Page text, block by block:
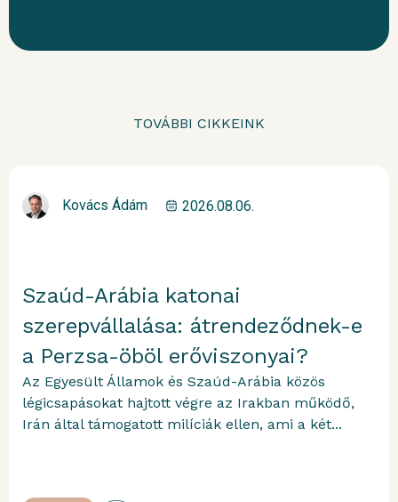
TOVÁBBI CIKKEINK
Kovács Ádám 2026.08.06.
Szaúd-Arábia katonai
szerepvállalása: átrendeződnek-e
a Perzsa-öböl erőviszonyai?
Az Egyesült Államok és Szaúd-Arábia közös
légicsapásokat hajtott végre az Irakban működő,
Irán által támogatott milíciák ellen, ami a két...